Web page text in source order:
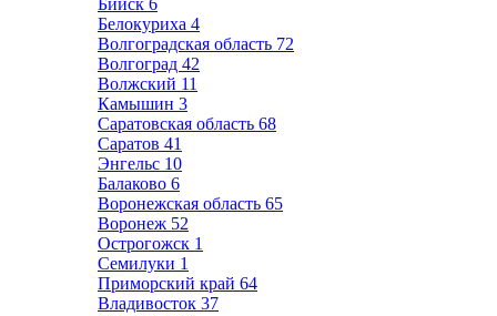
Бийск 6
Белокуриха 4
Волгоградская область 72
Волгоград 42
Волжский 11
Камышин 3
Саратовская область 68
Саратов 41
Энгельс 10
Балаково 6
Воронежская область 65
Воронеж 52
Острогожск 1
Семилуки 1
Приморский край 64
Владивосток 37